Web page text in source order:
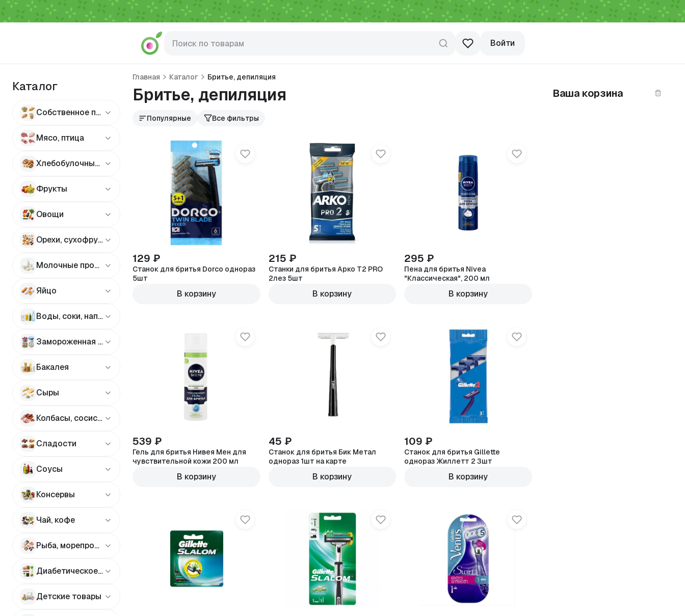
Войти
Каталог
Собственное производство
Мясо, птица
Хлебобулочные изделия
Фрукты
Овощи
Орехи, сухофрукты
Молочные продукты
Яйцо
Воды, соки, напитки
Замороженная продукция
Бакалея
Сыры
Колбасы, сосиски, деликатесы
Сладости
Соусы
Консервы
Чай, кофе
Рыба, морепродукты
Диабетическое питание
Детские товары
Главная Каталог Бритье, депиляция
Бритье, депиляция
Популярные Все фильтры
129 ₽
Станок для бритья Dorco однораз
5шт
В корзину
215 ₽
Станки для бритья Арко T2 PRO
2лез 5шт
В корзину
295 ₽
Пена для бритья Nivea
"Классическая", 200 мл
В корзину
539 ₽
Гель для бритья Нивея Мен для
чувствительной кожи 200 мл
В корзину
45 ₽
Станок для бритья Бик Метал
однораз 1шт на карте
В корзину
109 ₽
Станок для бритья Gillette
однораз Жиллетт 2 3шт
В корзину
Ваша корзина